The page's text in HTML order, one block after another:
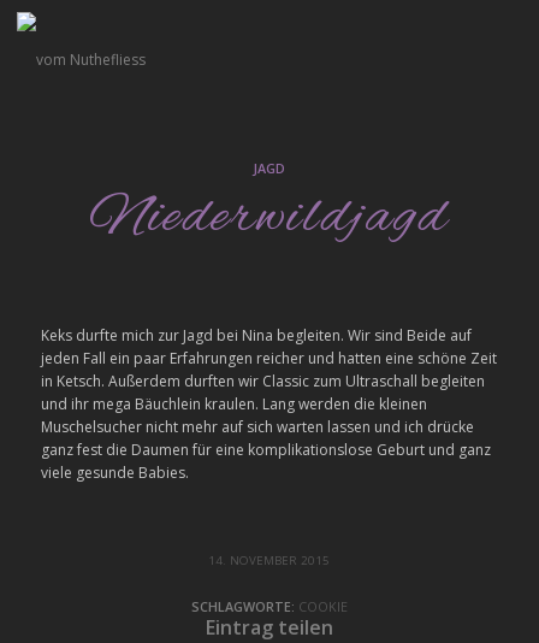
JAGD
Niederwildjagd
Keks durfte mich zur Jagd bei Nina begleiten. Wir sind Beide auf
jeden Fall ein paar Erfahrungen reicher und hatten eine schöne Zeit
in Ketsch. Außerdem durften wir Classic zum Ultraschall begleiten
und ihr mega Bäuchlein kraulen. Lang werden die kleinen
Muschelsucher nicht mehr auf sich warten lassen und ich drücke
ganz fest die Daumen für eine komplikationslose Geburt und ganz
viele gesunde Babies.
14. NOVEMBER 2015
SCHLAGWORTE: COOKIE
Eintrag teilen